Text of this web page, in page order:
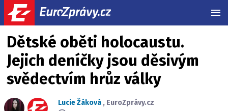
Dětské oběti holocaustu.
Jejich deníčky jsou děsivým
svědectvím hrůz války
Lucie Žáková , EuroZprávy.cz